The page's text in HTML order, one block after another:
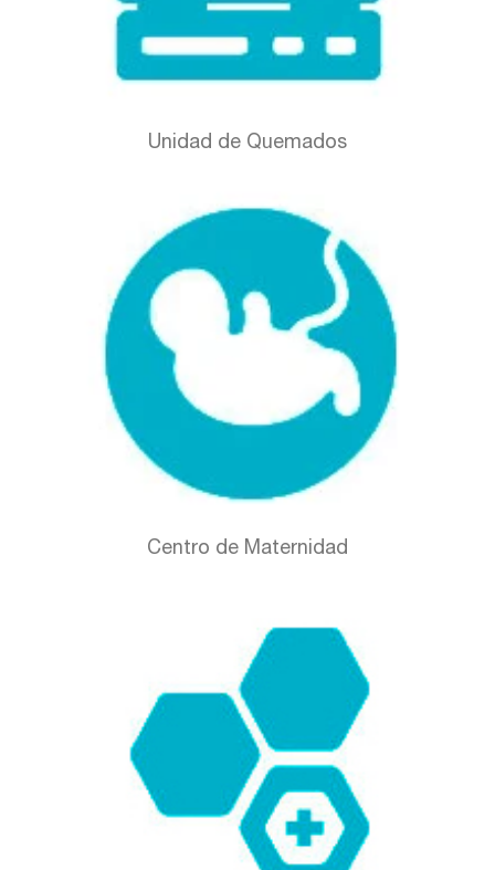
Unidad de Quemados
Centro de Maternidad